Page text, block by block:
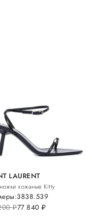
LAURENT
кожаные Kitty
руб.77 840руб.
3838.539